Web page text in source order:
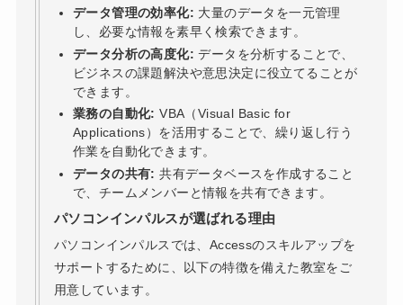
データ管理の効率化: 大量のデータを一元管理
し、必要な情報を素早く検索できます。
データ分析の高度化: データを分析することで、
ビジネスの課題解決や意思決定に役立てることが
できます。
業務の自動化: VBA（Visual Basic for
Applications）を活用することで、繰り返し行う
作業を自動化できます。
データの共有: 共有データベースを作成すること
で、チームメンバーと情報を共有できます。
パソコンインパルスが選ばれる理由
パソコンインパルスでは、Accessのスキルアップを
サポートするために、以下の特徴を備えた教室をご
用意しています。